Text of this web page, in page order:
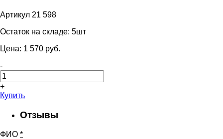
Артикул 21 598
Остаток на складе: 5шт
Цена: 1 570 pуб.
-
+
Купить
Отзывы
ФИО *